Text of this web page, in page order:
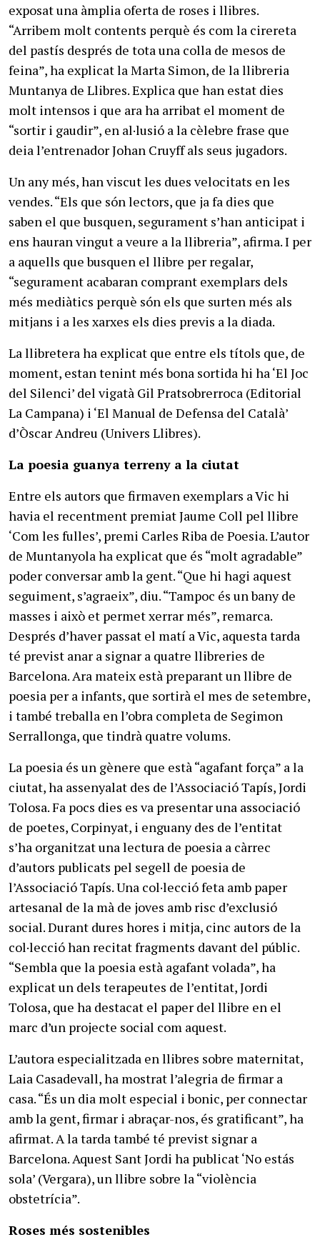
exposat una àmplia oferta de roses i llibres.
“Arribem molt contents perquè és com la cirereta
del pastís després de tota una colla de mesos de
feina”, ha explicat la Marta Simon, de la llibreria
Muntanya de Llibres. Explica que han estat dies
molt intensos i que ara ha arribat el moment de
“sortir i gaudir”, en al·lusió a la cèlebre frase que
deia l’entrenador Johan Cruyff als seus jugadors.
Un any més, han viscut les dues velocitats en les
vendes. “Els que són lectors, que ja fa dies que
saben el que busquen, segurament s’han anticipat i
ens hauran vingut a veure a la llibreria”, afirma. I per
a aquells que busquen el llibre per regalar,
“segurament acabaran comprant exemplars dels
més mediàtics perquè són els que surten més als
mitjans i a les xarxes els dies previs a la diada.
La llibretera ha explicat que entre els títols que, de
moment, estan tenint més bona sortida hi ha ‘El Joc
del Silenci’ del vigatà Gil Pratsobrerroca (Editorial
La Campana) i ‘El Manual de Defensa del Català’
d’Òscar Andreu (Univers Llibres).
La poesia guanya terreny a la ciutat
Entre els autors que firmaven exemplars a Vic hi
havia el recentment premiat Jaume Coll pel llibre
‘Com les fulles’, premi Carles Riba de Poesia. L’autor
de Muntanyola ha explicat que és “molt agradable”
poder conversar amb la gent. “Que hi hagi aquest
seguiment, s’agraeix”, diu. “Tampoc és un bany de
masses i això et permet xerrar més”, remarca.
Després d’haver passat el matí a Vic, aquesta tarda
té previst anar a signar a quatre llibreries de
Barcelona. Ara mateix està preparant un llibre de
poesia per a infants, que sortirà el mes de setembre,
i també treballa en l’obra completa de Segimon
Serrallonga, que tindrà quatre volums.
La poesia és un gènere que està “agafant força” a la
ciutat, ha assenyalat des de l’Associació Tapís, Jordi
Tolosa. Fa pocs dies es va presentar una associació
de poetes, Corpinyat, i enguany des de l’entitat
s’ha organitzat una lectura de poesia a càrrec
d’autors publicats pel segell de poesia de
l’Associació Tapís. Una col·lecció feta amb paper
artesanal de la mà de joves amb risc d’exclusió
social. Durant dures hores i mitja, cinc autors de la
col·lecció han recitat fragments davant del públic.
“Sembla que la poesia està agafant volada”, ha
explicat un dels terapeutes de l’entitat, Jordi
Tolosa, que ha destacat el paper del llibre en el
marc d’un projecte social com aquest.
L’autora especialitzada en llibres sobre maternitat,
Laia Casadevall, ha mostrat l’alegria de firmar a
casa. “És un dia molt especial i bonic, per connectar
amb la gent, firmar i abraçar-nos, és gratificant”, ha
afirmat. A la tarda també té previst signar a
Barcelona. Aquest Sant Jordi ha publicat ‘No estás
sola’ (Vergara), un llibre sobre la “violència
obstetrícia”.
Roses més sostenibles